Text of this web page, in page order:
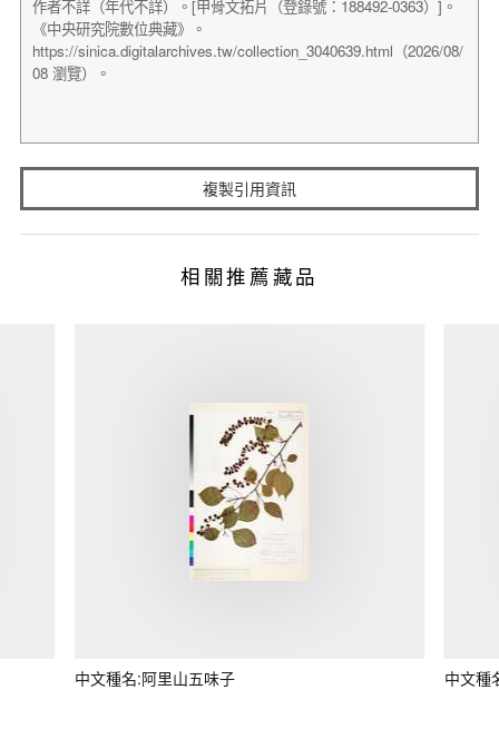
複製引用資訊
相關推薦藏品
中文種名:阿里山五味子 中文種